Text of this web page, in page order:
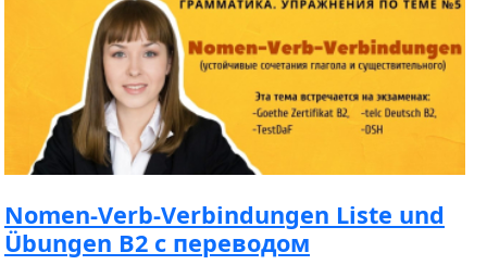
Nomen-Verb-Verbindungen Liste und
Übungen B2 с переводом